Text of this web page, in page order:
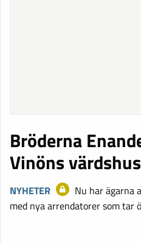
Bröderna
Vinöns värdshus
NYHETER
Nu har ägarna
med nya arrendatorer som tar